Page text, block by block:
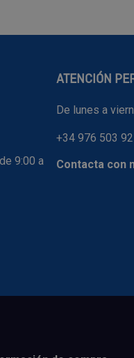
9:00 a
ATENCIÓN
De lunes a
+34 976 503
Contacta con